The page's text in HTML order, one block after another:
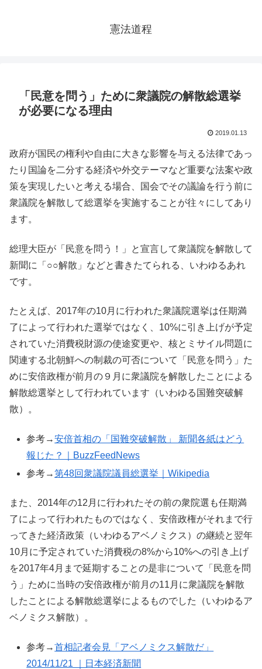
憲法道程
「民意を問う」ために衆議院の解散総選挙
が必要になる理由
2019.01.13
政府が国民の権利や自由に大きな影響を与える法律であっ
たり国論を二分する経済や外交テーマなど重要な法案や政
策を実現したいと考える場合、国会でその議論を行う前に
衆議院を解散して総選挙を実施することが往々にしてあり
ます。
総理大臣が「民意を問う！」と宣言して衆議院を解散して
新聞に「○○解散」などと書きたてられる、いわゆるあれ
です。
たとえば、2017年の10月に行われた衆議院選挙は任期満
了によって行われた選挙ではなく、10%に引き上げが予定
されていた消費税財源の使途変更や、核とミサイル問題に
関連する北朝鮮への制裁の可否について「民意を問う」た
めに安倍政権が前月の９月に衆議院を解散したことによる
解散総選挙として行われています（いわゆる国難突破解
散）。
参考→安倍首相の「国難突破解散」 新聞各紙はどう
報じた？｜BuzzFeedNews
参考→第48回衆議院議員総選挙｜Wikipedia
また、2014年の12月に行われたその前の衆院選も任期満
了によって行われたものではなく、安倍政権がそれまで行
ってきた経済政策（いわゆるアベノミクス）の継続と翌年
10月に予定されていた消費税の8%から10%への引き上げ
を2017年4月まで延期することの是非について「民意を問
う」ために当時の安倍政権が前月の11月に衆議院を解散
したことによる解散総選挙によるものでした（いわゆるア
ベノミクス解散）。
参考→首相記者会見「アベノミクス解散だ」
2014/11/21 ｜日本経済新聞